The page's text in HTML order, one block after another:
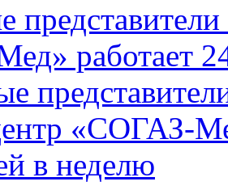
представители
работает